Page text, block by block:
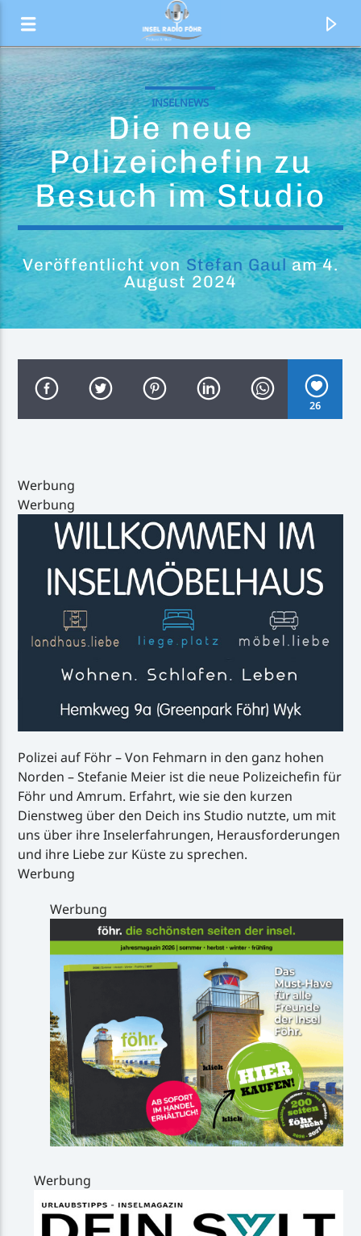
Aktueller Titel
Heatwave (Feat. Akon)
Handystream
INSELNEWS
Die neue
Polizeichefin zu
Besuch im Studio
Veröffentlicht von Stefan Gaulam 4.
August 2024
26
Werbung
Werbung
Polizei auf Föhr – Von Fehmarn in den ganz hohen
Norden – Stefanie Meier ist die neue Polizeichefin für
Föhr und Amrum. Erfahrt, wie sie den kurzen
Dienstweg über den Deich ins Studio nutzte, um mit
uns über ihre Inselerfahrungen, Herausforderungen
und ihre Liebe zur Küste zu sprechen.
Werbung
Werbung
Werbung